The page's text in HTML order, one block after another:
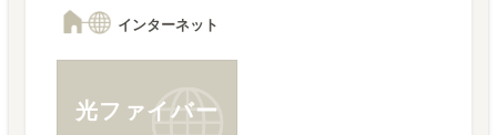
インターネット
光ファイバー